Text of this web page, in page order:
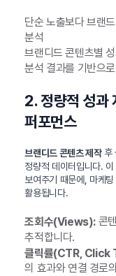
단순 노출보다 브랜
분석
브랜디드 콘텐츠별
분석 결과를 기반으
2. 정량적 성과
퍼포먼스
브랜디드 콘텐츠 제작후
정량적 데이터입니다.
보여주기 때문에, 마케
활용됩니다.
조회수(Views):콘
추적합니다.
클릭률(CTR,
의 효과와 연결 경로